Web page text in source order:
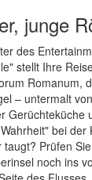
junge
des
stellt Ihre
Romanum,
– untermalt
Gerüchteküche
bei der
Prüfen
noch ins